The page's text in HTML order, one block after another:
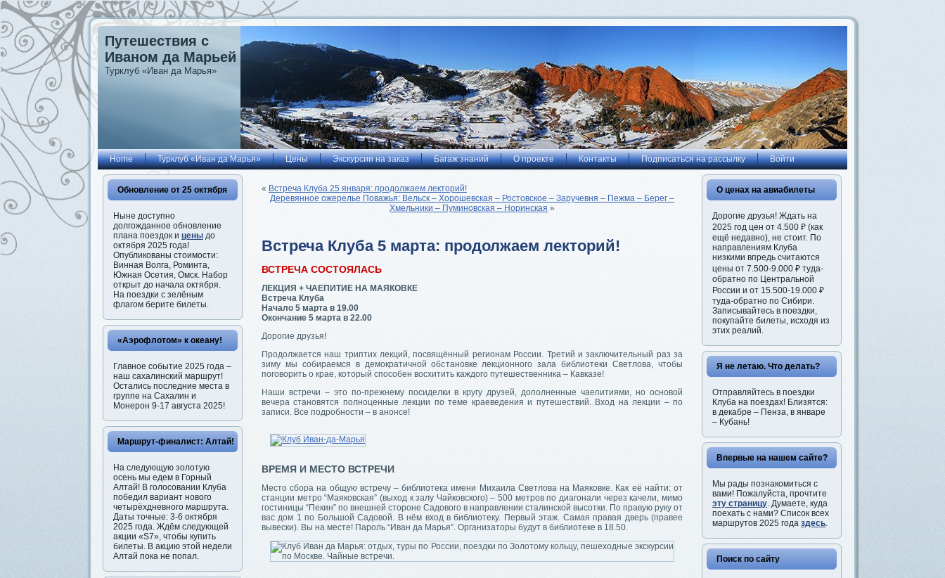
Путешествия с
Иваном да Марьей
Турклуб «Иван да Марья»
Home Турклуб «Иван да Марья» Цены Экскурсии на заказ Багаж знаний О проекте Контакты Подписаться на рассылку Войти
Обновление от 25 октября
Ныне доступно
долгожданное обновление
плана поездок и цены до
октября 2025 года!
Опубликованы стоимости:
Винная Волга, Роминта,
Южная Осетия, Омск. Набор
открыт до начала октября.
На поездки с зелёным
флагом берите билеты.
«Аэрофлотом» к океану!
Главное событие 2025 года –
наш сахалинский маршрут!
Остались последние места в
группе на Сахалин и
Монерон 9-17 августа 2025!
Маршрут-финалист: Алтай!
На следующую золотую
осень мы едем в Горный
Алтай! В голосовании Клуба
победил вариант нового
четырёхдневного маршрута.
Даты точные: 3-6 октября
2025 года. Ждём следующей
акции «S7», чтобы купить
билеты. В акцию этой недели
Алтай пока не попал.
« Встреча Клуба 25 января: продолжаем лекторий!
Деревянное ожерелье Поважья: Вельск – Хорошевская – Ростовское – Заручевня – Пежма – Берег –
Хмельники – Пуминовская – Норинская »
Встреча Клуба 5 марта: продолжаем лекторий!
ВСТРЕЧА СОСТОЯЛАСЬ
ЛЕКЦИЯ + ЧАЕПИТИЕ НА МАЯКОВКЕ
Встреча Клуба
Начало 5 марта в 19.00
Окончание 5 марта в 22.00
Дорогие друзья!
Продолжается наш триптих лекций, посвящённый регионам России. Третий и заключительный раз за
зиму мы собираемся в демократичной обстановке лекционного зала библиотеки Светлова, чтобы
поговорить о крае, который способен восхитить каждого путешественника – Кавказе!
Наши встречи – это по-прежнему посиделки в кругу друзей, дополненные чаепитиями, но основой
вечера становятся полноценные лекции по теме краеведения и путешествий. Вход на лекции – по
записи. Все подробности – в анонсе!
ВРЕМЯ И МЕСТО ВСТРЕЧИ
Место сбора на общую встречу – библиотека имени Михаила Светлова на Маяковке. Как её найти: от
станции метро “Маяковская” (выход к залу Чайковского) – 500 метров по диагонали через качели, мимо
гостиницы “Пекин” по внешней стороне Садового в направлении сталинской высотки. По правую руку от
вас дом 1 по Большой Садовой. В нём вход в библиотеку. Первый этаж. Самая правая дверь (правее
вывески). Вы на месте! Пароль “Иван да Марья”. Организаторы будут в библиотеке в 18.50.
О ценах на авиабилеты
Дорогие друзья! Ждать на
2025 год цен от 4.500 ₽ (как
ещё недавно), не стоит. По
направлениям Клуба
низкими впредь считаются
цены от 7.500-9.000 ₽ туда-
обратно по Центральной
России и от 15.500-19.000 ₽
туда-обратно по Сибири.
Записывайтесь в поездки,
покупайте билеты, исходя из
этих реалий.
Я не летаю. Что делать?
Отправляйтесь в поездки
Клуба на поездах! Близятся:
в декабре – Пенза, в январе
– Кубань!
Впервые на нашем сайте?
Мы рады познакомиться с
вами! Пожалуйста, прочтите
эту страницу. Думаете, куда
поехать с нами? Список всех
маршрутов 2025 года здесь.
Поиск по сайту